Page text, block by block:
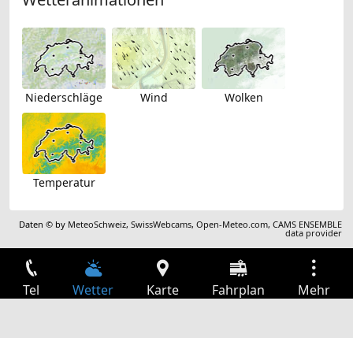
Niederschläge Wind Wolken
Temperatur
Daten © by MeteoSchweiz,SwissWebcams,Open-Meteo.com,CAMS ENSEMBLE
data provider
Tel Wetter Karte Fahrplan Mehr